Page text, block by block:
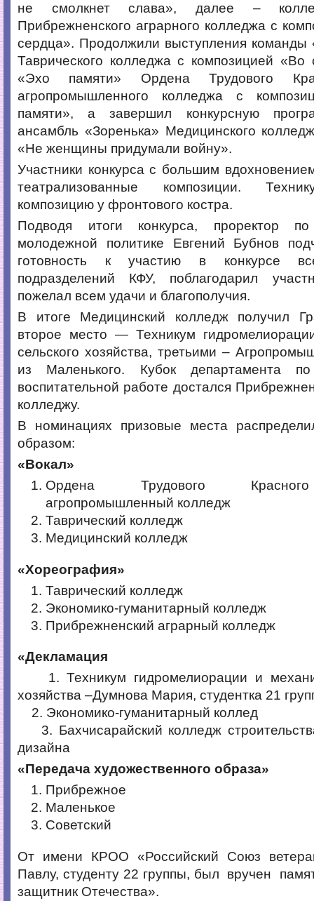
не смолкнет слава», далее –
Прибрежненского аграрного колледжа с
сердца». Продолжили выступления
Таврического колледжа с композицией
«Эхо памяти» Ордена Трудового
агропромышленного колледжа с
памяти», а завершил конкурсную
ансамбль «Зоренька» Медицинского
«Не женщины придумали войну».
Участники конкурса с большим
театрализованные композиции.
композицию у фронтового костра.
Подводя итоги конкурса, проректор
молодежной политике Евгений Бубнов
готовность к участию в конкурсе
подразделений КФУ, поблагодарил
пожелал всем удачи и благополучия.
В итоге Медицинский колледж получил
второе место — Техникум
сельского хозяйства, третьими –
из Маленького. Кубок департамента
воспитательной работе достался
колледжу.
В номинациях призовые места
образом:
«Вокал»
Ордена Трудового
агропромышленный колледж
Таврический колледж
Медицинский колледж
«Хореография»
Таврический колледж
Экономико-гуманитарный колледж
Прибрежненский аграрный колледж
«Декламация
1. Техникум гидромелиорации и
хозяйства –Думнова Мария, студентка 21
2. Экономико-гуманитарный коллед
3. Бахчисарайский колледж
дизайна
«Передача художественного образа»
Прибрежное
Маленькое
Советский
От имени КРОО «Российский Союз
Павлу, студенту 22 группы, был вручен
защитник Отечества».